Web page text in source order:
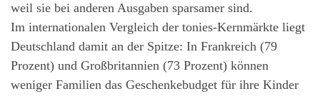
weil sie bei anderen Ausgaben sparsamer sind.
Im internationalen Vergleich der tonies-Kernmärkte liegt
Deutschland damit an der Spitze: In Frankreich (79
Prozent) und Großbritannien (73 Prozent) können
weniger Familien das Geschenkebudget für ihre Kinder